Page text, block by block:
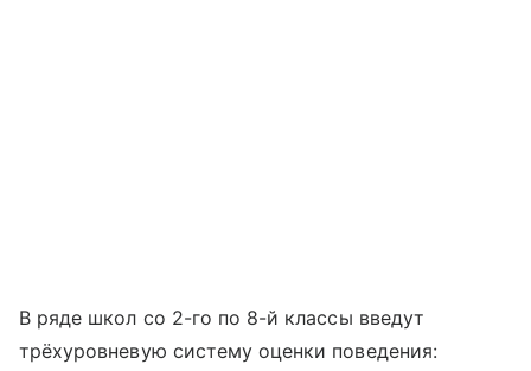
В ряде школ со 2-го по 8-й классы введут
трёхуровневую систему оценки поведения: